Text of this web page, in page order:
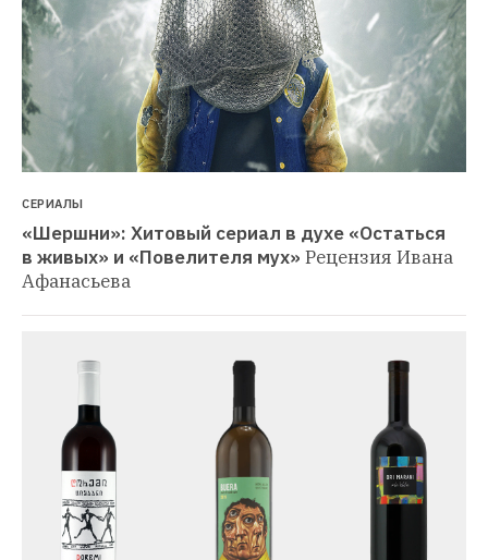
СЕРИАЛЫ
«Шершни»: Хитовый сериал в духе «Остаться
в живых» и «Повелителя мух» Рецензия Ивана
Афанасьева